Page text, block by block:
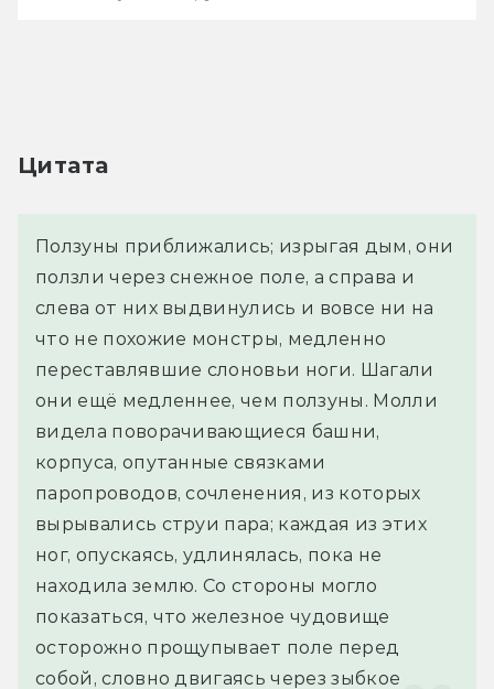
Цитата
Ползуны приближались; изрыгая дым, они
ползли через снежное поле, а справа и
слева от них выдвинулись и вовсе ни на
что не похожие монстры, медленно
переставлявшие слоновьи ноги. Шагали
они ещё медленнее, чем ползуны. Молли
видела поворачивающиеся башни,
корпуса, опутанные связками
паропроводов, сочленения, из которых
вырывались струи пара; каждая из этих
ног, опускаясь, удлинялась, пока не
находила землю. Со стороны могло
показаться, что железное чудовище
осторожно прощупывает поле перед
собой, словно двигаясь через зыбкое